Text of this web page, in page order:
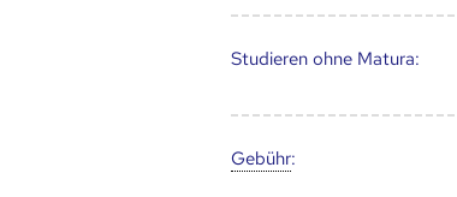
Studieren ohne Matura:
Gebühr: